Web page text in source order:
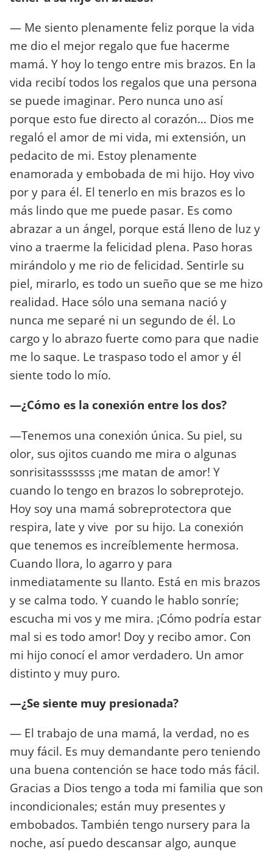
— Me siento plenamente feliz porque la vida
me dio el mejor regalo que fue hacerme
mamá. Y hoy lo tengo entre mis brazos. En la
vida recibí todos los regalos que una persona
se puede imaginar. Pero nunca uno así
porque esto fue directo al corazón… Dios me
regaló el amor de mi vida, mi extensión, un
pedacito de mi. Estoy plenamente
enamorada y embobada de mi hijo. Hoy vivo
por y para él. El tenerlo en mis brazos es lo
más lindo que me puede pasar. Es como
abrazar a un ángel, porque está lleno de luz y
vino a traerme la felicidad plena. Paso horas
mirándolo y me rio de felicidad. Sentirle su
piel, mirarlo, es todo un sueño que se me hizo
realidad. Hace sólo una semana nació y
nunca me separé ni un segundo de él. Lo
cargo y lo abrazo fuerte como para que nadie
me lo saque. Le traspaso todo el amor y él
siente todo lo mío.
—¿Cómo es la conexión entre los dos?
—Tenemos una conexión única. Su piel, su
olor, sus ojitos cuando me mira o algunas
sonrisitasssssss ¡me matan de amor! Y
cuando lo tengo en brazos lo sobreprotejo.
Hoy soy una mamá sobreprotectora que
respira, late y vive por su hijo. La conexión
que tenemos es increíblemente hermosa.
Cuando llora, lo agarro y para
inmediatamente su llanto. Está en mis brazos
y se calma todo. Y cuando le hablo sonríe;
escucha mi vos y me mira. ¡Cómo podría estar
mal si es todo amor! Doy y recibo amor. Con
mi hijo conocí el amor verdadero. Un amor
distinto y muy puro.
—¿Se siente muy presionada?
— El trabajo de una mamá, la verdad, no es
muy fácil. Es muy demandante pero teniendo
una buena contención se hace todo más fácil.
Gracias a Dios tengo a toda mi familia que son
incondicionales; están muy presentes y
embobados. También tengo nursery para la
noche, así puedo descansar algo, aunque